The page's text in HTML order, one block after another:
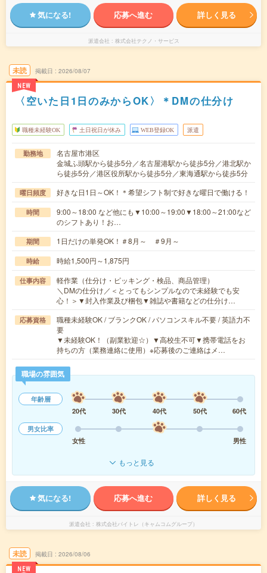
気になる! 応募へ進む 詳しく見る
派遣会社 株式会社テクノ・サービス
未読
NEW
掲載日 2026/08/07
〈空いた日1日のみからOK〉＊DMの仕分け
職種未経験OK 土日祝日が休み WEB登録OK 派遣
勤務地
名古屋市港区
金城ふ頭駅から徒歩5分／名古屋港駅から徒歩5分／港北駅か
ら徒歩5分／港区役所駅から徒歩5分／東海通駅から徒歩5分
曜日頻度 好きな日1日～OK！＊希望シフト制で好きな曜日で働ける！
時間
9:00～18:00 など他にも▼10:00～19:00▼18:00～21:00など
のシフトあり！お…
期間 1日だけの単発OK！＃8月～ ＃9月～
時給 時給1,500円～1,875円
仕事内容
軽作業（仕分け・ピッキング・検品、商品管理）
＼DMの仕分け／＜とってもシンプルなので未経験でも安
心！＞▼封入作業及び梱包▼雑誌や書籍などの仕分け…
応募資格
職種未経験OK / ブランクOK / パソコンスキル不要 / 英語力不
要
▼未経験OK！（副業歓迎☆）▼高校生不可▼携帯電話をお
持ちの方（業務連絡に使用）※応募後のご連絡はメ…
職場の雰囲気
年齢層
20代
30代 40代 50代
60代
男女比率
女性
男性
もっと見る
気になる! 応募へ進む 詳しく見る
派遣会社 株式会社バイトレ（キャムコムグループ）
未読
NEW
掲載日 2026/08/06